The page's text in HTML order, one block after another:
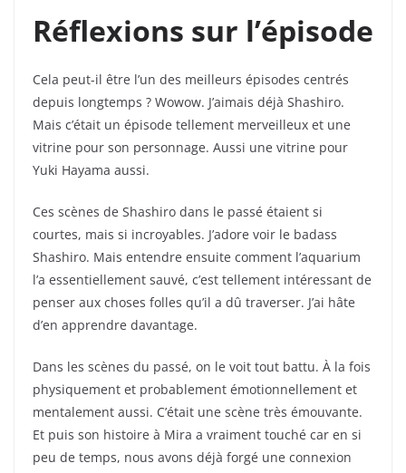
Réflexions sur l’épisode
Cela peut-il être l’un des meilleurs épisodes centrés
depuis longtemps ? Wowow. J’aimais déjà Shashiro.
Mais c’était un épisode tellement merveilleux et une
vitrine pour son personnage. Aussi une vitrine pour
Yuki Hayama aussi.
Ces scènes de Shashiro dans le passé étaient si
courtes, mais si incroyables. J’adore voir le badass
Shashiro. Mais entendre ensuite comment l’aquarium
l’a essentiellement sauvé, c’est tellement intéressant de
penser aux choses folles qu’il a dû traverser. J’ai hâte
d’en apprendre davantage.
Dans les scènes du passé, on le voit tout battu. À la fois
physiquement et probablement émotionnellement et
mentalement aussi. C’était une scène très émouvante.
Et puis son histoire à Mira a vraiment touché car en si
peu de temps, nous avons déjà forgé une connexion